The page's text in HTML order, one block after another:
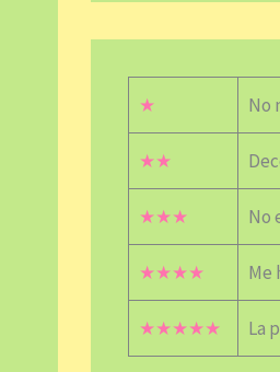
★ No
★★
★★★ No
★★★★ Me
★★★★★ La